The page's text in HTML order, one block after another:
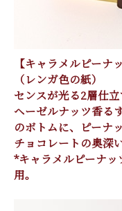
【キャラメルピーナ
（レンガ色の紙）
センスが光る2層仕立
ヘーゼルナッツ香る
のボトムに、ピーナ
チョコレートの奥深
*キャラメルピーナ
用。